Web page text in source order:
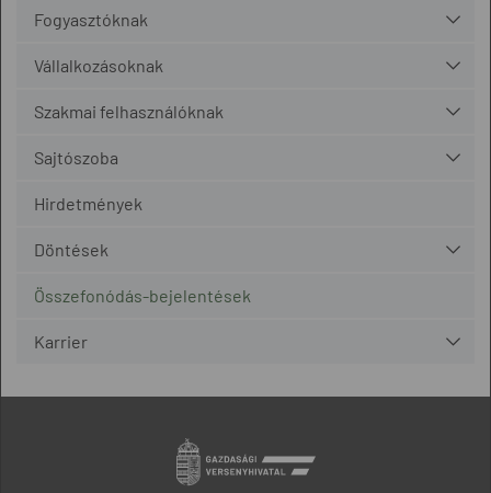
Fogyasztóknak
Vállalkozásoknak
Szakmai felhasználóknak
Sajtószoba
Hirdetmények
Döntések
Összefonódás-bejelentések
Karrier